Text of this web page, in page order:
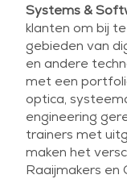
Systems &
klanten om bij
gebieden van
en andere
met een
optica,
engineering
trainers met
maken het
Raaijmakers en